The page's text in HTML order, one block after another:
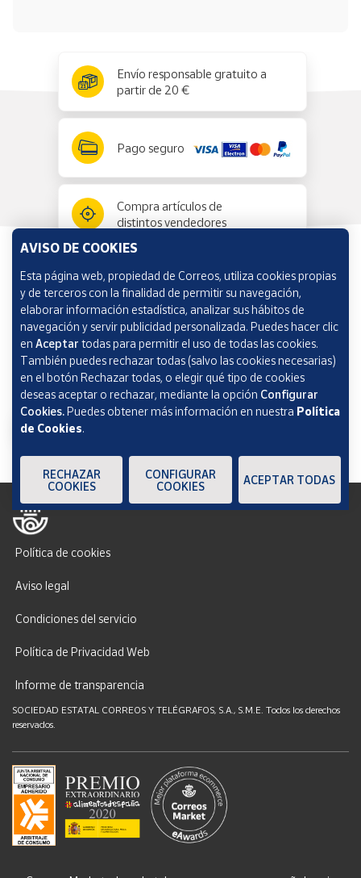
Envío responsable gratuito a
partir de 20 €
Pago seguro
Compra artículos de
distintos vendedores
Información y ayuda
Correos Market
Política de cookies
Aviso legal
Condiciones del servicio
Política de Privacidad Web
Informe de transparencia
SOCIEDAD ESTATAL CORREOS Y TELÉGRAFOS, S.A., S.M.E. Todos los derechos
reservados.
AVISO DE COOKIES
Esta página web, propiedad de Correos, utiliza cookies propias
y de terceros con la finalidad de permitir su navegación,
elaborar información estadística, analizar sus hábitos de
navegación y servir publicidad personalizada. Puedes hacer clic
en Aceptar todas para permitir el uso de todas las cookies.
También puedes rechazar todas (salvo las cookies necesarias)
en el botón Rechazar todas, o elegir qué tipo de cookies
deseas aceptar o rechazar, mediante la opción Configurar
Cookies.Puedes obtener más información en nuestra Política
de Cookies.
RECHAZAR
COOKIES
CONFIGURAR
COOKIES
ACEPTAR TODAS